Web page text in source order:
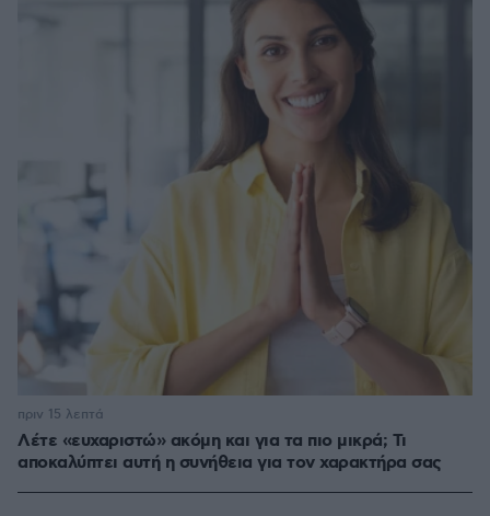
Λέτε «ευχαριστώ» ακόμη και για τα πιο μικρά; Τι
αποκαλύπτει αυτή η συνήθεια για τον χαρακτήρα σας
πριν 15 λεπτά